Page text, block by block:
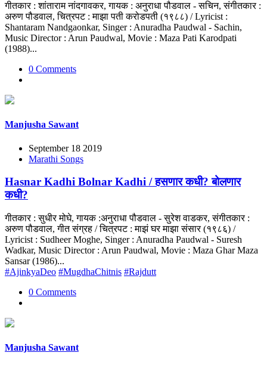
गीतकार : शांताराम नांदगावकर, गायक : अनुराधा पौडवाल - सचिन, संगीतकार :
अरुण पौडवाल, चित्रपट : माझा पती करोडपती (१९८८) / Lyricist :
Shantaram Nandgaonkar, Singer : Anuradha Paudwal - Sachin,
Music Director : Arun Paudwal, Movie : Maza Pati Karodpati
(1988)...
0 Comments
Manjusha Sawant
September 18 2019
Marathi Songs
Hasnar Kadhi Bolnar Kadhi / हसणार कधी? बोलणार
कधी?
गीतकार : सुधीर मोघे, गायक :अनुराधा पौडवाल - सुरेश वाडकर, संगीतकार :
अरुण पौडवाल, गीत संग्रह / चित्रपट : माझं घर माझा संसार (१९८६) /
Lyricist : Sudheer Moghe, Singer : Anuradha Paudwal - Suresh
Wadkar, Music Director : Arun Paudwal, Movie : Maza Ghar Maza
Sansar (1986)...
#AjinkyaDeo #MugdhaChitnis #Rajdutt
0 Comments
Manjusha Sawant